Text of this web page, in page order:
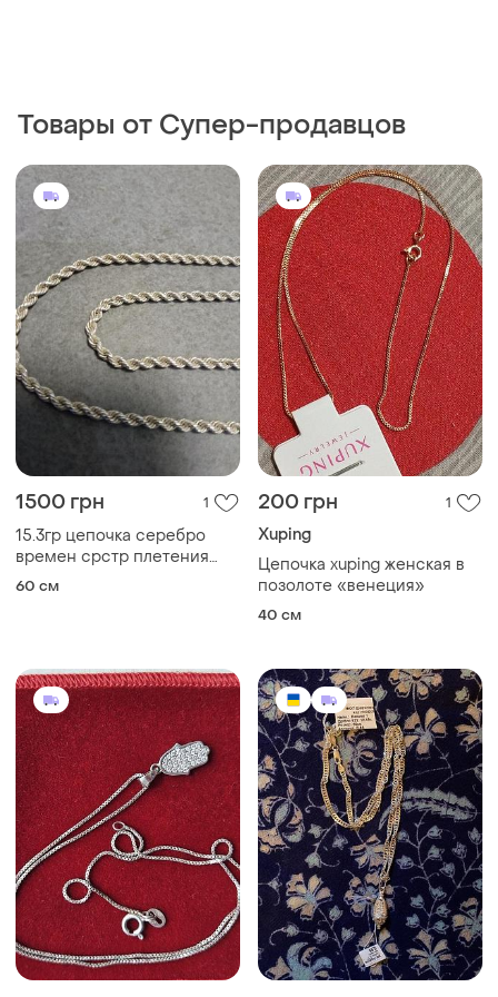
1500 грн 1
15.3гр цепочка серебро
времен срстр плетения
200 грн 1
Xuping
Цепочка xuping женская в
позолоте «венеция»
40 см
550 грн 1
Серебряная цепочка хамса
серебро 925 проба
45 см
4800 грн 0
ХЮЗ
Срібний ланцюжок 925
проба
50 см